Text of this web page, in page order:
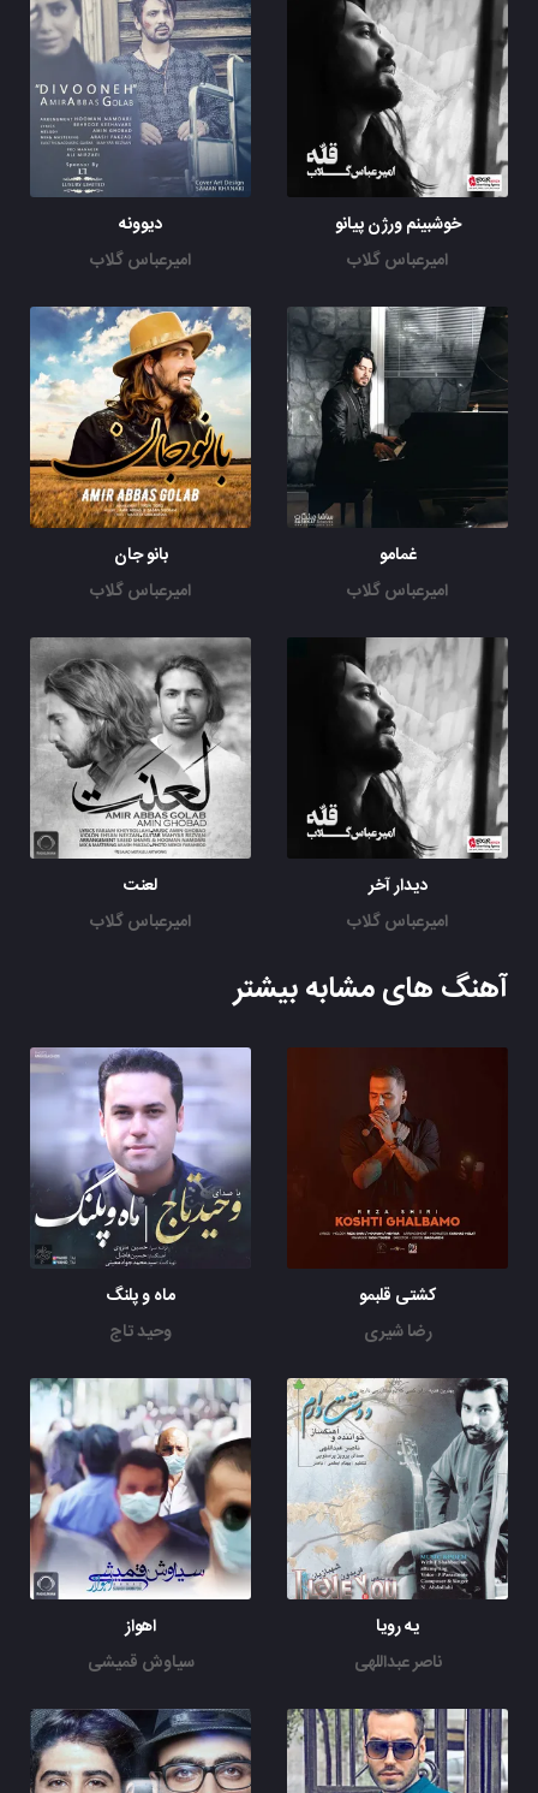
خدایا کجایی
خوشبینم ورژن پیانو
امیرعباس گلاب
دیوونه
امیرعباس گلاب
غمامو
امیرعباس گلاب
بانو جان
امیرعباس گلاب
دیدار آخر
امیرعباس گلاب
لعنت
امیرعباس گلاب
آهنگ های مشابه بیشتر
کشتی قلبمو
رضا شیری
ماه و پلنگ
وحید تاج
یه رویا
ناصر عبداللهی
اهواز
سیاوش قمیشی